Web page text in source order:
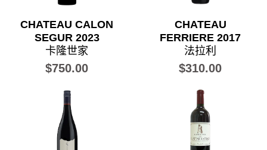
CHATEAU CALON
SEGUR 2023
卡隆世家
$750.00
CHATEAU
FERRIERE 2017
法拉利
$310.00